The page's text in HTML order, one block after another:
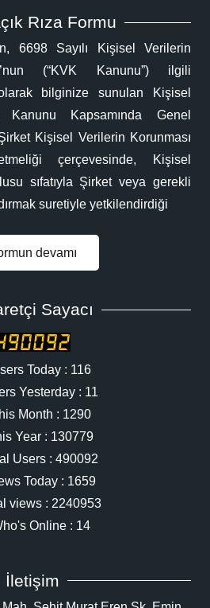
Rıza Formu
6698 Sayılı Kişisel Verilerin
(“KVK Kanunu”) ilgili
bilginize sunulan Kişisel
Kanunu Kapsamında Genel
Kişisel Verilerin Korunması
çerçevesinde, Kişisel
sıfatıyla Şirket veya gerekli
suretiyle yetkilendirdiği
devamı
Sayacı
Today : 116
Yesterday : 11
Month : 1290
Year : 130779
Users : 490092
Today : 1659
views : 2240953
Online : 14
İletişim